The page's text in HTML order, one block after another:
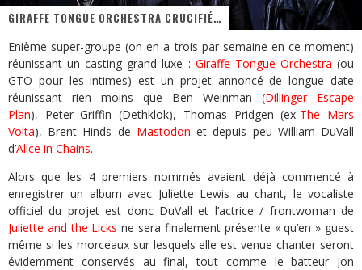
GIRAFFE TONGUE ORCHESTRA CRUCIFIÉ…
Enième super-groupe (on en a trois par semaine en ce moment)
réunissant un casting grand luxe : Giraffe Tongue Orchestra (ou
GTO pour les intimes) est un projet annoncé de longue date
réunissant rien moins que Ben Weinman (Dillinger Escape
Plan), Peter Griffin (Dethklok), Thomas Pridgen (ex-The Mars
Volta), Brent Hinds de Mastodon et depuis peu William DuVall
d’Alice in Chains.
Alors que les 4 premiers nommés avaient déjà commencé à
enregistrer un album avec Juliette Lewis au chant, le vocaliste
officiel du projet est donc DuVall et l’actrice / frontwoman de
Juliette and the Licks ne sera finalement présente « qu’en » guest
même si les morceaux sur lesquels elle est venue chanter seront
évidemment conservés au final, tout comme le batteur Jon